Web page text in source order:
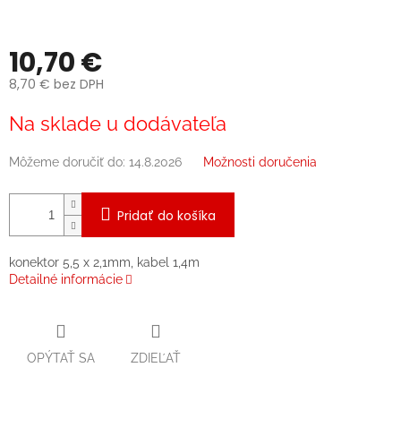
10,70 €
8,70 € bez DPH
cena:
Na sklade u dodávateľa
Môžeme doručiť do: 14.8.2026 Možnosti doručenia
Pridať do košíka
konektor 5,5 x 2,1mm, kabel 1,4m
Detailné informácie
OPÝTAŤ SA ZDIEĽAŤ